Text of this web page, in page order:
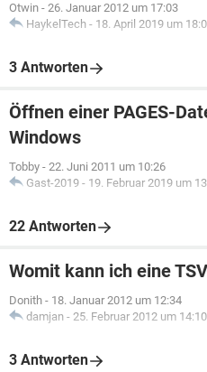
Otwin - 26. Januar 2012 um 17:03
HaykelTech - 18. April 2019 um
3 Antworten
Öffnen einer PAGES-
Windows
Tobby - 22. Juni 2011 um 10:26
Gast-2019 - 19. Februar 2019 um
22 Antworten
Womit kann ich eine
Donith - 18. Januar 2012 um 12:34
damjan - 25. Februar 2012 um 14:10
3 Antworten